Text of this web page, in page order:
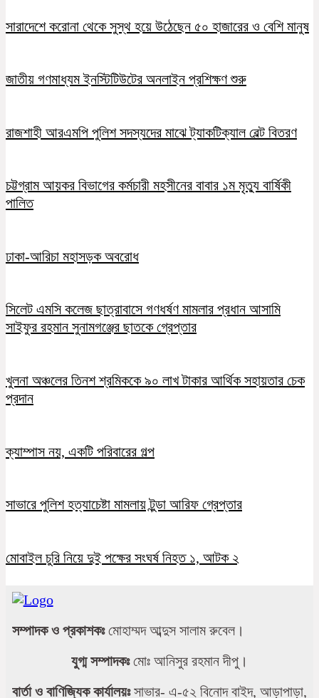
সারাদেশে করোনা থেকে সুস্থ হয়ে উঠেছেন ৫০ হাজারের ও বেশি মানুষ
জাতীয় গণমাধ্যম ইনস্টিটিউটের অনলাইন প্রশিক্ষণ শুরু
রাজশাহী আরএমপি পুলিশ সদস্যদের মাঝে ট্যাকটিক্যাল বেল্ট বিতরণ
চট্টগ্রাম আয়কর বিভাগের কর্মচারী মহসীনের বাবার ১ম মৃত্যু বার্ষিকী
পালিত
ঢাকা-আরিচা মহাসড়ক অবরোধ
সিলেট এমসি কলেজ ছাত্রাবাসে গণধর্ষণ মামলার প্রধান আসামি
সাইফুর রহমান সুনামগঞ্জের ছাতকে গ্রেপ্তার
খুলনা অঞ্চলের তিনশ শ্রমিককে ৯০ লাখ টাকার আর্থিক সহায়তার চেক
প্রদান
ক্যাম্পাস নয়, একটি পরিবারের গল্প
সাভারে পুলিশ হত্যাচেষ্টা মামলায় টুন্ডা আরিফ গ্রেপ্তার
মোবাইল চুরি নিয়ে দুই পক্ষের সংঘর্ষ নিহত ১, আটক ২
সম্পাদক ও প্রকাশকঃমোহাম্মদ আব্দুস সালাম রুবেল।
যুগ্ম সম্পাদকঃমোঃ আনিসুর রহমান দীপু।
বার্তা ও বাণিজ্যিক কার্যালয়ঃসাভার- এ-৫২ বিনোদ বাইদ, আড়াপাড়া,